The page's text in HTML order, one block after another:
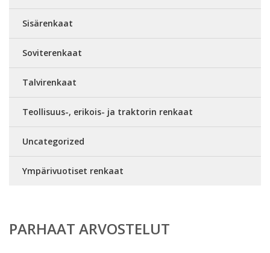
Sisärenkaat
Soviterenkaat
Talvirenkaat
Teollisuus-, erikois- ja traktorin renkaat
Uncategorized
Ympärivuotiset renkaat
PARHAAT ARVOSTELUT